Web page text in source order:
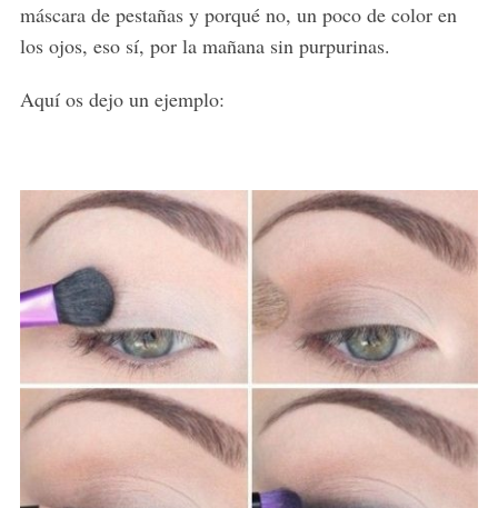
máscara de pestañas y porqué no, un poco de color en
los ojos, eso sí, por la mañana sin purpurinas.
Aquí os dejo un ejemplo: